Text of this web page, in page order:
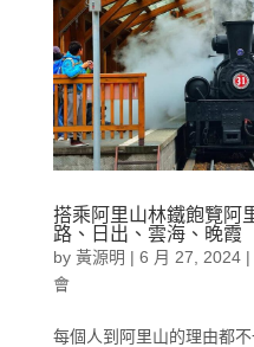
搭乘阿里山林鐵飽覽阿
路、日出、雲海、晚霞
by 黃源明 | 6 月 27, 2024|
會
每個人到阿里山的理由都